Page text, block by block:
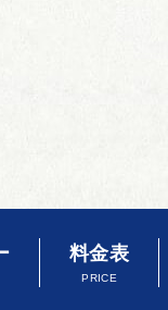
料金表
PRICE